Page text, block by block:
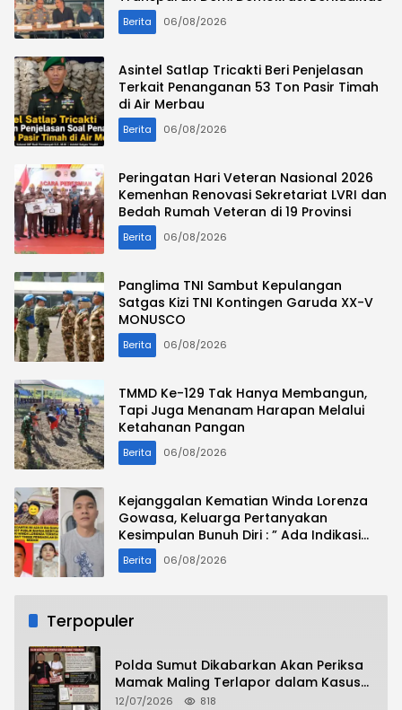
Berita 06/08/2026
Asintel Satlap Tricakti Beri Penjelasan
Terkait Penanganan 53 Ton Pasir Timah
di Air Merbau
Berita 06/08/2026
Peringatan Hari Veteran Nasional 2026
Kemenhan Renovasi Sekretariat LVRI dan
Bedah Rumah Veteran di 19 Provinsi
Berita 06/08/2026
Panglima TNI Sambut Kepulangan
Satgas Kizi TNI Kontingen Garuda XX-V
MONUSCO
Berita 06/08/2026
TMMD Ke-129 Tak Hanya Membangun,
Tapi Juga Menanam Harapan Melalui
Ketahanan Pangan
Berita 06/08/2026
Kejanggalan Kematian Winda Lorenza
Gowasa, Keluarga Pertanyakan
Kesimpulan Bunuh Diri : ” Ada Indikasi
Tindak Pidana “
Berita 06/08/2026
Terpopuler
Polda Sumut Dikabarkan Akan Periksa
Mamak Maling Terlapor dalam Kasus
Dugaan Penipuan Bermodus Surat
12/07/2026 818